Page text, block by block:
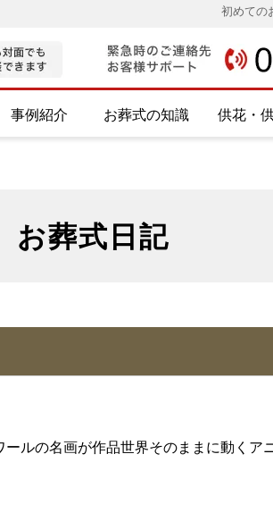
初めての
事例紹介 お葬式の知識 供花・
お葬式日記
ルの名画が作品世界そのままに動くア